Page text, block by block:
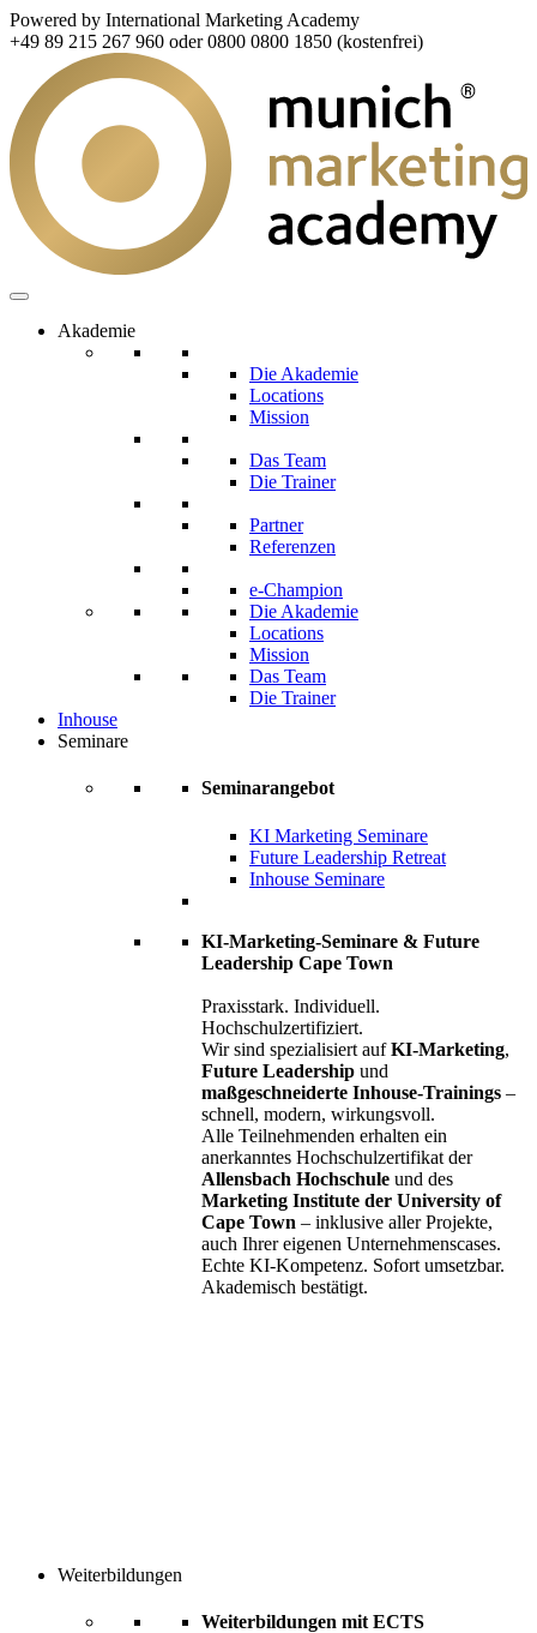
Powered by International Marketing Academy
+49 89 215 267 960 oder 0800 0800 1850 (kostenfrei)
Akademie
Die Akademie
Locations
Mission
Das Team
Die Trainer
Partner
Referenzen
e-Champion
Die Akademie
Locations
Mission
Das Team
Die Trainer
Inhouse
Seminare
Seminarangebot
KI Marketing Seminare
Future Leadership Retreat
Inhouse Seminare
KI-Marketing-Seminare & Future
Leadership Cape Town
Praxisstark. Individuell.
Hochschulzertifiziert.
Wir sind spezialisiert aufKI-Marketing,
Future Leadership und
maßgeschneiderte Inhouse-Trainings –
schnell, modern, wirkungsvoll.
Alle Teilnehmenden erhalten ein
anerkanntes Hochschulzertifikat der
Allensbach Hochschule und des
Marketing Institute der University of
Cape Town – inklusive aller Projekte,
auch Ihrer eigenen Unternehmenscases.
Echte KI-Kompetenz. Sofort umsetzbar.
Akademisch bestätigt.
Weiterbildungen
Weiterbildungen mit ECTS